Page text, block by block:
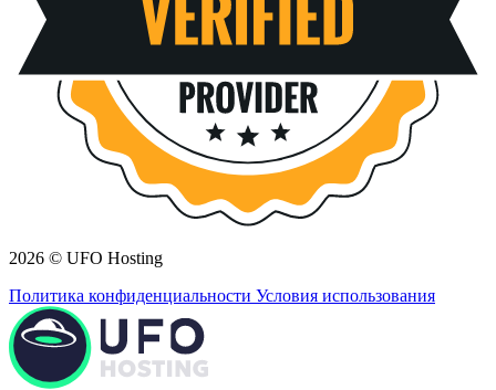
2026 © UFO Hosting
Политика конфиденциальности Условия использования